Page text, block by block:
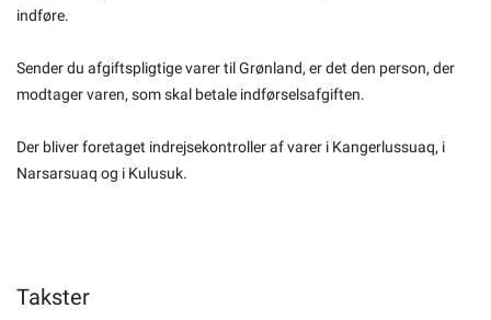
Om kommunen
indføre.
Sender du afgiftspligtige varer til Grønland, er det den person, der
modtager varen, som skal betale indførselsafgiften.
Der bliver foretaget indrejsekontroller af varer i Kangerlussuaq, i
Narsarsuaq og i Kulusuk.
Takster